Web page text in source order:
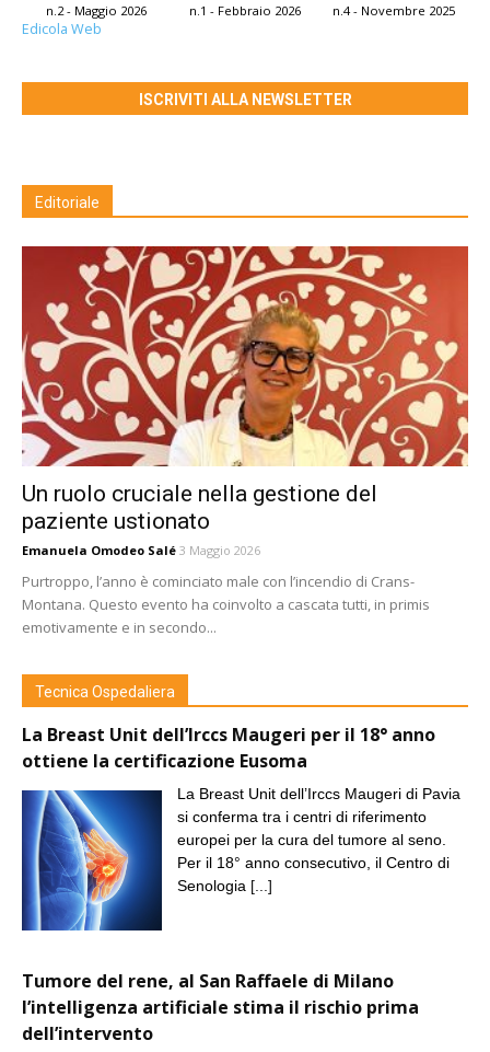
n.2 - Maggio 2026 n.1 - Febbraio 2026 n.4 - Novembre 2025
Edicola Web
ISCRIVITI ALLA NEWSLETTER
Editoriale
Un ruolo cruciale nella gestione del
paziente ustionato
Emanuela Omodeo Salé 3 Maggio 2026
Purtroppo, l’anno è cominciato male con l’incendio di Crans-
Montana. Questo evento ha coinvolto a cascata tutti, in primis
emotivamente e in secondo...
Tecnica Ospedaliera
La Breast Unit dell’Irccs Maugeri per il 18° anno
ottiene la certificazione Eusoma
La Breast Unit dell’Irccs Maugeri di Pavia
si conferma tra i centri di riferimento
europei per la cura del tumore al seno.
Per il 18° anno consecutivo, il Centro di
Senologia [...]
Tumore del rene, al San Raffaele di Milano
l’intelligenza artificiale stima il rischio prima
dell’intervento